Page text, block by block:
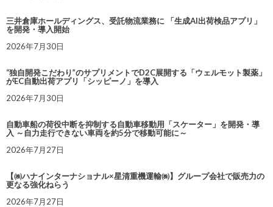
三井倉庫ホールディングス、受託物流業務に 「生成AI出荷検品アプリ」
を開発・導入開始
2026年7月30日
“独自開発こだわり”のサプリメントでD2C展開する「ウェルモット製薬」
がEC自動出荷アプリ「シッピーノ」を導入
2026年7月30日
自動車船の荷役中断を抑制する自動車移動用「スケーター」を開発・導
入 ～自力走行できない車両を約5分で移動可能に～
2026年7月27日
【㈱ハナインターナショナル×星清重機運輸㈱】グループ会社で販売力の
更なる強化ねらう
2026年7月27日